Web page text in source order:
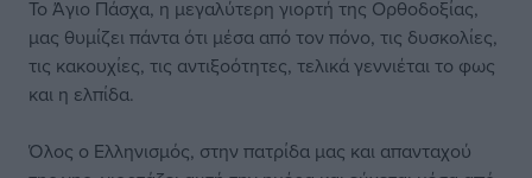
Το Άγιο Πάσχα, η μεγαλύτερη γιορτή της Ορθοδοξίας,
μας θυμίζει πάντα ότι μέσα από τον πόνο, τις δυσκολίες,
τις κακουχίες, τις αντιξοότητες, τελικά γεννιέται το φως
και η ελπίδα.
Όλος ο Ελληνισμός, στην πατρίδα μας και απανταχού